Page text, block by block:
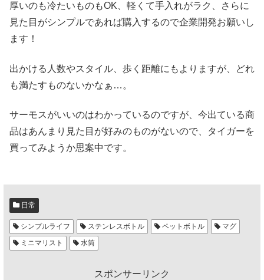
厚いのも冷たいものもOK、軽くて手入れがラク、さらに
見た目がシンプルであれば購入するので企業開発お願いし
ます！
出かける人数やスタイル、歩く距離にもよりますが、どれ
も満たすものないかなぁ…。
サーモスがいいのはわかっているのですが、今出ている商
品はあんまり見た目が好みのものがないので、タイガーを
買ってみようか思案中です。
日常
シンプルライフ ステンレスボトル ペットボトル
マグ
ミニマリスト
水筒
スポンサーリンク